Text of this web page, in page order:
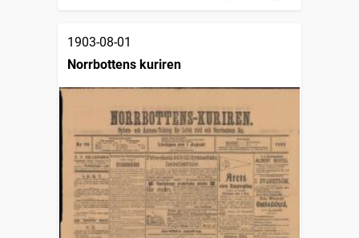
1903-08-01
Norrbottens kuriren